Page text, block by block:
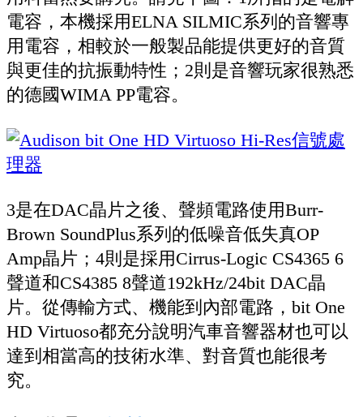
電容，本機採用ELNA SILMIC系列的音響專
用電容，相較於一般製品能提供更好的音質
與更佳的抗振動特性；2則是音響玩家很熟悉
的德國WIMA PP電容。
3是在DAC晶片之後、聲頻電路使用Burr-
Brown SoundPlus系列的低噪音低失真OP
Amp晶片；4則是採用Cirrus-Logic CS4365 6
聲道和CS4385 8聲道192kHz/24bit DAC晶
片。從傳輸方式、機能到內部電路，bit One
HD Virtuoso都充分說明汽車音響器材也可以
達到相當高的技術水準、對音質也能很考
究。